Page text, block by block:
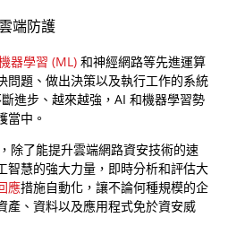
端防護
器學習 (ML) 和神經網路等先進運算
問題、做出決策以及執行工作的系統
進步、越來越強，AI 和機器學習勢
當中。
除了能提升雲端網路資安技術的速
智慧的強大力量，即時分析和評估大
應措施自動化，讓不論何種規模的企
產、資料以及應用程式免於資安威